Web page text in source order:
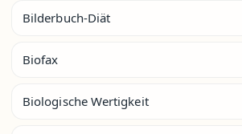
Bilderbuch-Diät
Biofax
Biologische Wertigkeit